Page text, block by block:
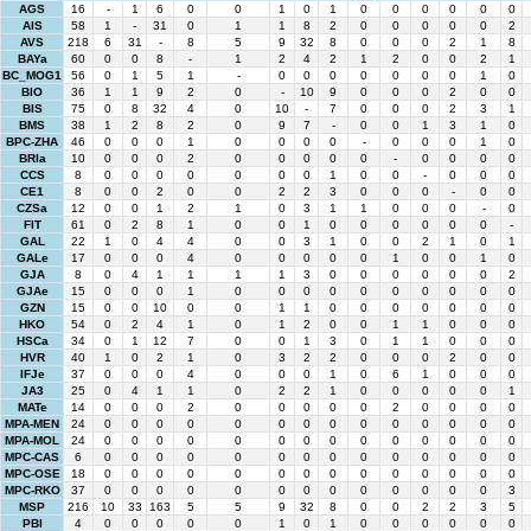
AGS
16 - 1 6 0 0 1 0 1 0 0 0 0 0
0
AIS
58 1 - 31 0 1 1 8 2 0 0 0 0 0
2
AVS
218 6 31 - 8 5 9 32 8 0 0 0 2 1
8
BAYa
60 0 0 8 - 1 2 4 2 1 2 0 0 2
1
BC_MOG1
56 0 1 5 1 - 0 0 0 0 0 0 0 1
0
BIO
36 1 1 9 2 0 - 10 9 0 0 0 2 0
0
BIS
75 0 8 32 4 0 10 - 7 0 0 0 2 3
1
BMS
38 1 2 8 2 0 9 7 - 0 0 1 3 1
0
BPC-ZHA
46 0 0 0 1 0 0 0 0 - 0 0 0 1
0
BRIa
10 0 0 0 2 0 0 0 0 0 - 0 0 0
0
CCS
8 0 0 0 0 0 0 0 1 0 0 - 0 0
0
CE1
8 0 0 2 0 0 2 2 3 0 0 0 - 0
0
CZSa
12 0 0 1 2 1 0 3 1 1 0 0 0 -
0
FIT
61 0 2 8 1 0 0 1 0 0 0 0 0 0
-
GAL
22 1 0 4 4 0 0 3 1 0 0 2 1 0
1
GALe
17 0 0 0 4 0 0 0 0 0 1 0 0 1
0
GJA
8 0 4 1 1 1 1 3 0 0 0 0 0 0
2
GJAe
15 0 0 0 1 0 0 0 0 0 0 0 0 0
0
GZN
15 0 0 10 0 0 1 1 0 0 0 0 0 0
0
HKO
54 0 2 4 1 0 1 2 0 0 1 1 0 0
0
HSCa
34 0 1 12 7 0 0 1 3 0 1 1 0 0
0
HVR
40 1 0 2 1 0 3 2 2 0 0 0 2 0
0
IFJe
37 0 0 0 4 0 0 0 1 0 6 1 0 0
0
JA3
25 0 4 1 1 0 2 2 1 0 0 0 0 0
1
MATe
14 0 0 0 2 0 0 0 0 0 2 0 0 0
0
MPA-MEN
24 0 0 0 0 0 0 0 0 0 0 0 0 0
0
MPA-MOL
24 0 0 0 0 0 0 0 0 0 0 0 0 0
0
MPC-CAS
6 0 0 0 0 0 0 0 0 0 0 0 0 0
0
MPC-OSE
18 0 0 0 0 0 0 0 0 0 0 0 0 0
0
MPC-RKO
37 0 0 0 0 0 0 0 0 0 0 0 0 0
3
MSP
216 10 33 163 5 5 9 32 8 0 0 2 2 3
5
PBI
4 0 0 0 0 0 1 0 1 0 0 0 0 0
0